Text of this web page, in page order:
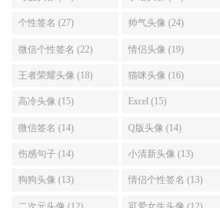
阅读(1910) 评论(0)
教你如何发一个有趣的朋友圈
阅读(2630) 评论(0)
“仅三天可见”的朋友圈怎么破解？